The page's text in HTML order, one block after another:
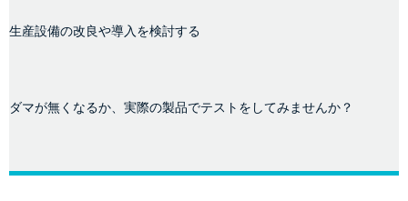
生産設備の改良や導入を検討する
ダマが無くなるか、実際の製品でテストをしてみませんか？